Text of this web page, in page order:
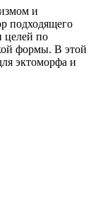
и
подходящего
целей по
формы. В этой
эктоморфа и